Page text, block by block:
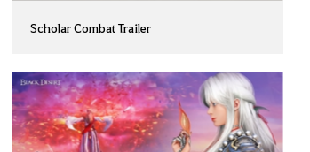
Scholar Combat Trailer